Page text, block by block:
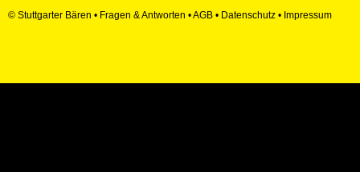
© Stuttgarter Bären • Fragen & Antworten •AGB • Datenschutz • Impressum